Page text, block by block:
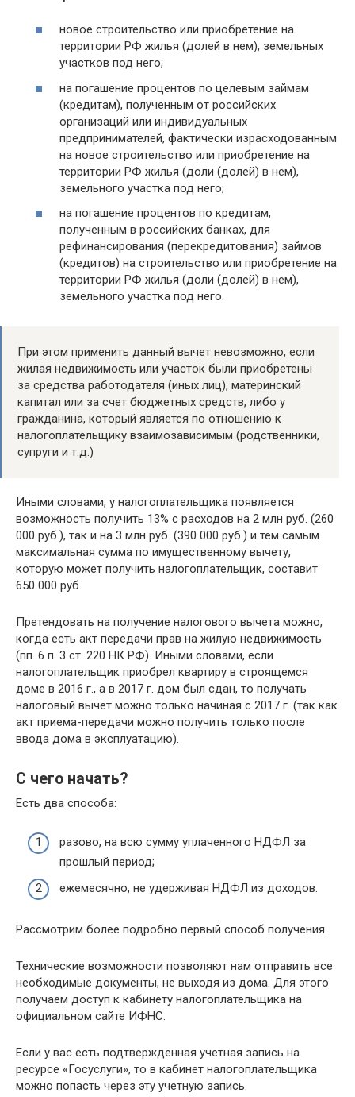
новое строительство или приобретение на
территории РФ жилья (долей в нем), земельных
участков под него;
на погашение процентов по целевым займам
(кредитам), полученным от российских
организаций или индивидуальных
предпринимателей, фактически израсходованным
на новое строительство или приобретение на
территории РФ жилья (доли (долей) в нем),
земельного участка под него;
на погашение процентов по кредитам,
полученным в российских банках, для
рефинансирования (перекредитования) займов
(кредитов) на строительство или приобретение на
территории РФ жилья (доли (долей) в нем),
земельного участка под него.
При этом применить данный вычет невозможно, если
жилая недвижимость или участок были приобретены
за средства работодателя (иных лиц), материнский
капитал или за счет бюджетных средств, либо у
гражданина, который является по отношению к
налогоплательщику взаимозависимым (родственники,
супруги и т.д.)
Иными словами, у налогоплательщика появляется
возможность получить 13% с расходов на 2 млн руб. (260
000 руб.), так и на 3 млн руб. (390 000 руб.) и тем самым
максимальная сумма по имущественному вычету,
которую может получить налогоплательщик, составит
650 000 руб.
Претендовать на получение налогового вычета можно,
когда есть акт передачи прав на жилую недвижимость
(пп. 6 п. 3 ст. 220 НК РФ). Иными словами, если
налогоплательщик приобрел квартиру в строящемся
доме в 2016 г., а в 2017 г. дом был сдан, то получать
налоговый вычет можно только начиная с 2017 г. (так как
акт приема-передачи можно получить только после
ввода дома в эксплуатацию).
С чего начать?
Есть два способа:
разово, на всю сумму уплаченного НДФЛ за
прошлый период;
ежемесячно, не удерживая НДФЛ из доходов.
Рассмотрим более подробно первый способ получения.
Технические возможности позволяют нам отправить все
необходимые документы, не выходя из дома. Для этого
получаем доступ к кабинету налогоплательщика на
официальном сайте ИФНС.
Если у вас есть подтвержденная учетная запись на
ресурсе «Госуслуги», то в кабинет налогоплательщика
можно попасть через эту учетную запись.